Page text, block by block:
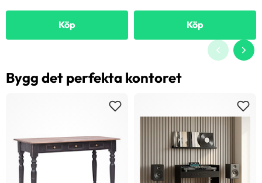
Köp Köp
Bygg det perfekta kontoret